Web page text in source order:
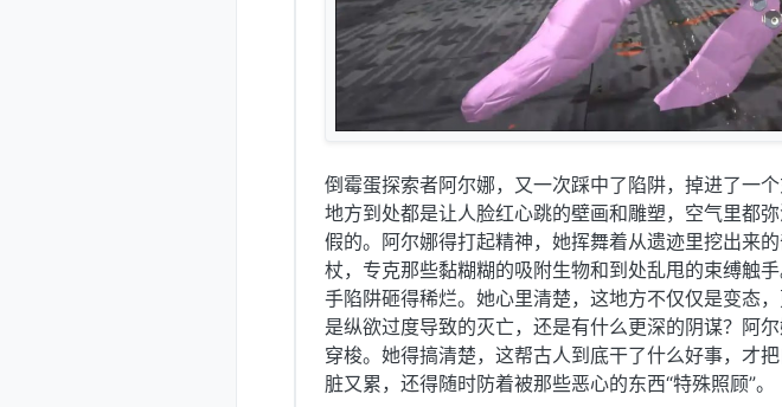
倒霉蛋探索者阿尔娜，又一次踩中了陷阱，掉进了一
地方到处都是让人脸红心跳的壁画和雕塑，空气里都
假的。阿尔娜得打起精神，她挥舞着从遗迹里挖出来
杖，专克那些黏糊糊的吸附生物和到处乱甩的束缚触
手陷阱砸得稀烂。她心里清楚，这地方不仅仅是变态
是纵欲过度导致的灭亡，还是有什么更深的阴谋？阿
穿梭。她得搞清楚，这帮古人到底干了什么好事，才
脏又累，还得随时防着被那些恶心的东西“特殊照顾”。